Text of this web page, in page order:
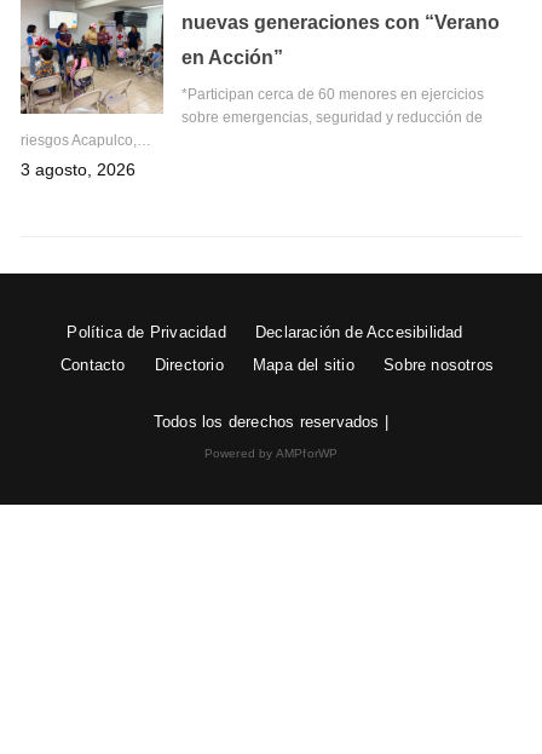
nuevas generaciones con “Verano
en Acción”
*Participan cerca de 60 menores en ejercicios
sobre emergencias, seguridad y reducción de
riesgos Acapulco,…
3 agosto, 2026
Política de Privacidad
Declaración de Accesibilidad
Contacto
Directorio Mapa del sitio Sobre nosotros
Todos los derechos reservados |
Powered by AMPforWP